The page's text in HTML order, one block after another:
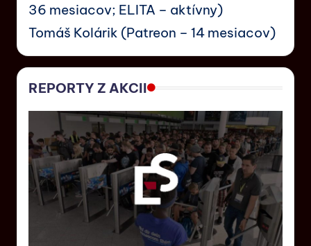
36 mesiacov; ELITA – aktívny)
Tomáš Kolárik (Patreon – 14 mesiacov)
REPORTY Z AKCII